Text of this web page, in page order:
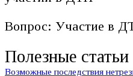
Вопрос: Участие в
Полезные статьи
Возможные последствия